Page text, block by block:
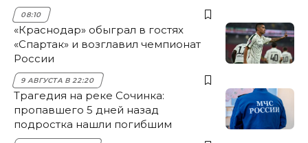
08:10
«Краснодар» обыграл в гостях
«Спартак» и возглавил чемпионат
России
9 АВГУСТА В 22:20
Трагедия на реке Сочинка:
пропавшего 5 дней назад
подростка нашли погибшим